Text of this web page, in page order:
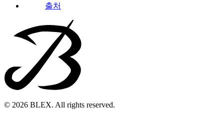
출처
© 2026 BLEX. All rights reserved.